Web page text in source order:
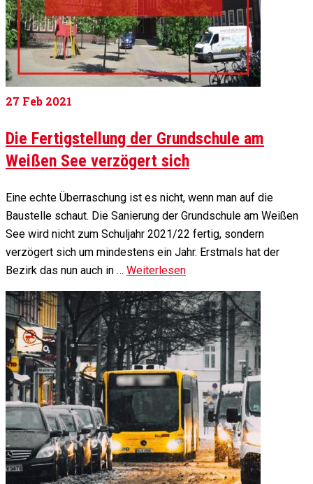
27 Feb 2021
Die Fertigstellung der Grundschule am
Weißen See verzögert sich
Eine echte Überraschung ist es nicht, wenn man auf die
Baustelle schaut. Die Sanierung der Grundschule am Weißen
See wird nicht zum Schuljahr 2021/22 fertig, sondern
verzögert sich um mindestens ein Jahr. Erstmals hat der
Bezirk das nun auch in … Weiterlesen